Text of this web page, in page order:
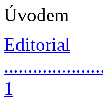
Úvodem
Editorial
1